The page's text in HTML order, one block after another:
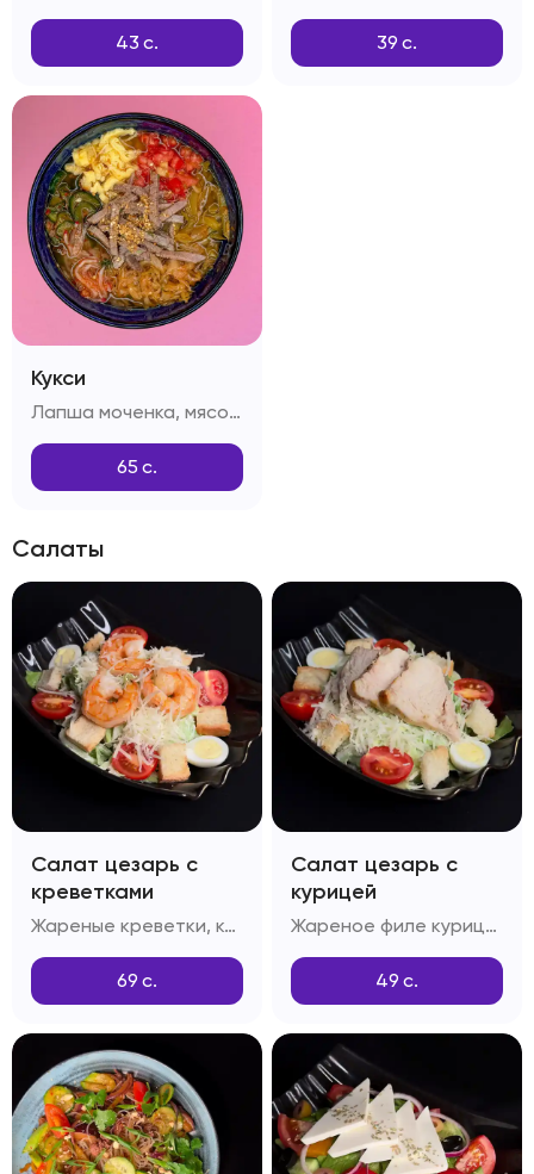
43 с. 39 с.
Кукси
Лапша моченка, мясо вырезка, капуста, огурцы, болгарский перец, яичный омлет, редиска, помидоры, секретный бульон , зелень, кунжут
65 с.
Салаты
Салат цезарь с
креветками
Жареные креветки, капуста Пекинская, яйцо перепелиное, помидоры Черри, багет, сыр Пармезан, масло оливковое, соус Цезарь
69 с.
Салат цезарь с
курицей
Жареное филе курицы, капуста Пекинская, яйцо перепелиное, помидоры Черри, сыр Пармезан, масло оливковое, багет, соус Цезарь
49 с.